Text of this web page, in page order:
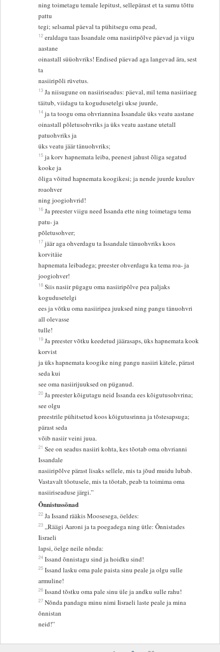
ning toimetagu temale lepitust, sellepärast et ta surnu tõttu
pattu
tegi; selsamal päeval ta pühitsegu oma pead,
12 eraldagu taas Issandale oma nasiiripõlve päevad ja viigu
aastane
oinastall süüohvriks! Endised päevad aga langevad ära, sest
ta
nasiiripõli rüvetus.
13 Ja niisugune on nasiiriseadus: päeval, mil tema nasiiriaeg
täitub, viidagu ta kogudusetelgi ukse juurde,
14 ja ta toogu oma ohvriannina Issandale üks veatu aastane
oinastall põletusohvriks ja üks veatu aastane utetall
patuohvriks ja
üks veatu jäär tänuohvriks;
15 ja korv hapnemata leiba, peenest jahust õliga segatud
kooke ja
õliga võitud hapnemata koogikesi; ja nende juurde kuuluv
roaohver
ning joogiohvrid!
16 Ja preester viigu need Issanda ette ning toimetagu tema
patu- ja
põletusohver;
17 jäär aga ohverdagu ta Issandale tänuohvriks koos
korvitäie
hapnemata leibadega; preester ohverdagu ka tema roa- ja
joogiohver!
18 Siis nasiir pügagu oma nasiiripõlve pea paljaks
kogudusetelgi
ees ja võtku oma nasiiripea juuksed ning pangu tänuohvri
all olevasse
tulle!
19 Ja preester võtku keedetud jäärasaps, üks hapnemata kook
korvist
ja üks hapnemata koogike ning pangu nasiiri kätele, pärast
seda kui
see oma nasiirijuuksed on püganud.
20 Ja preester kõigutagu neid Issanda ees kõigutusohvrina;
see olgu
preestrile pühitsetud koos kõigutusrinna ja tõstesapsuga;
pärast seda
võib nasiir veini juua.
21 See on seadus nasiiri kohta, kes tõotab oma ohvrianni
Issandale
nasiiripõlve pärast lisaks sellele, mis ta jõud muidu lubab.
Vastavalt tõotusele, mis ta tõotab, peab ta toimima oma
nasiiriseaduse järgi.”
Õnnistussõnad
22 Ja Issand rääkis Moosesega, öeldes:
23 „Räägi Aaroni ja ta poegadega ning ütle: Õnnistades
Iisraeli
lapsi, öelge neile nõnda:
24 Issand õnnistagu sind ja hoidku sind!
25 Issand lasku oma pale paista sinu peale ja olgu sulle
armuline!
26 Issand tõstku oma pale sinu üle ja andku sulle rahu!
27 Nõnda pandagu minu nimi Iisraeli laste peale ja mina
õnnistan
neid!”